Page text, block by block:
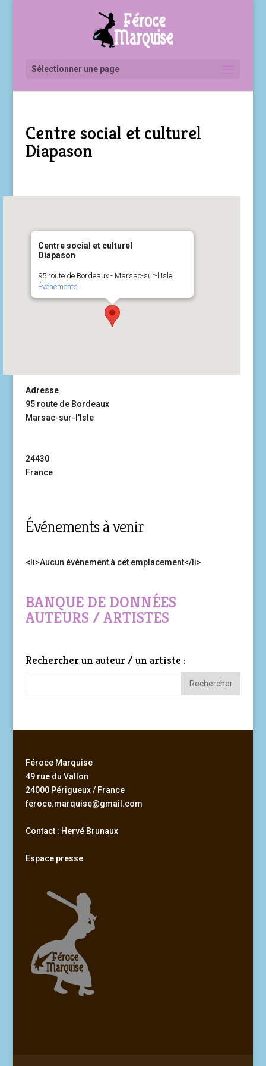
Sélectionner une page
Centre social et culturel
Diapason
Centre social et culturel
Diapason
95 route de Bordeaux - Marsac-sur-l'Isle
Événements
Adresse
95 route de Bordeaux
Marsac-sur-l'Isle
24430
France
Événements à venir
<li>Aucun événement à cet emplacement</li>
BANQUE DE DONNÉES
AUTEURS / ARTISTES
Rechercher un auteur / un artiste :
Féroce Marquise
49 rue du Vallon
24000 Périgueux / France
feroce.marquise@gmail.com
Contact : Hervé Brunaux
Espace presse